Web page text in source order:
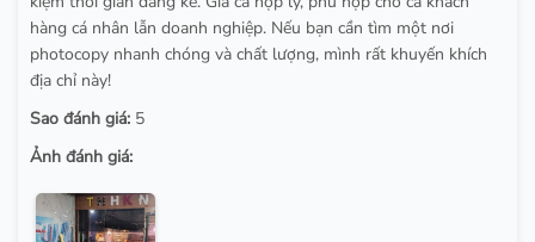
hàng cá nhân lẫn doanh nghiệp. Nếu bạn cần tìm một nơi
photocopy nhanh chóng và chất lượng, mình rất khuyến khích
địa chỉ này!
Sao đánh giá: 5
Ảnh đánh giá: